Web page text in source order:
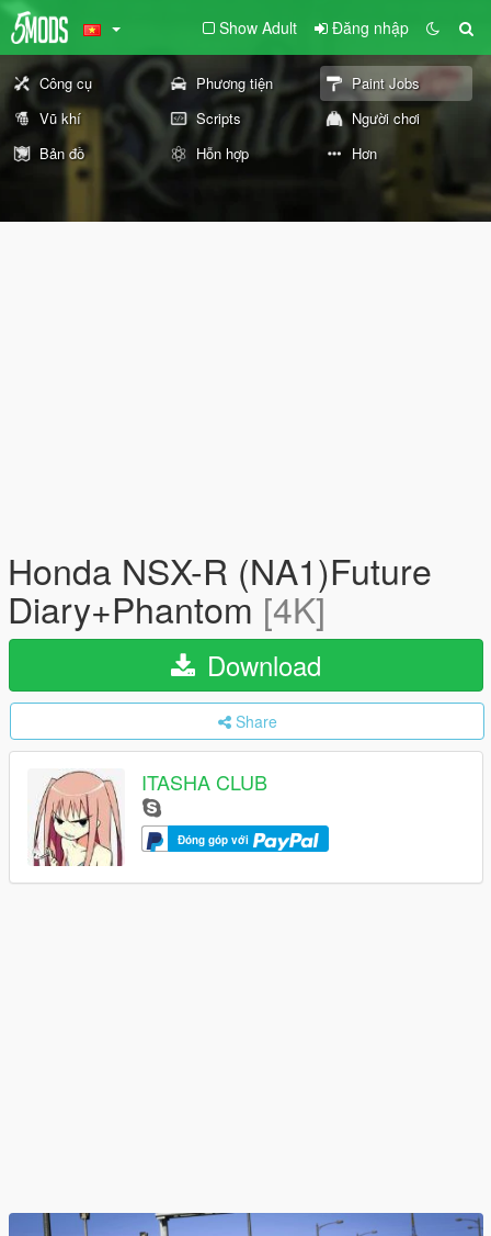
Show Adult Đăng nhập
Công cụ Phương tiện
Paint Jobs
Vũ khí
Scripts
Người chơi
Bản đồ
Hỗn hợp Hơn
Honda NSX-R (NA1)Future
Diary+Phantom [4K]
Download
Share
ITASHA CLUB
Đóng góp với